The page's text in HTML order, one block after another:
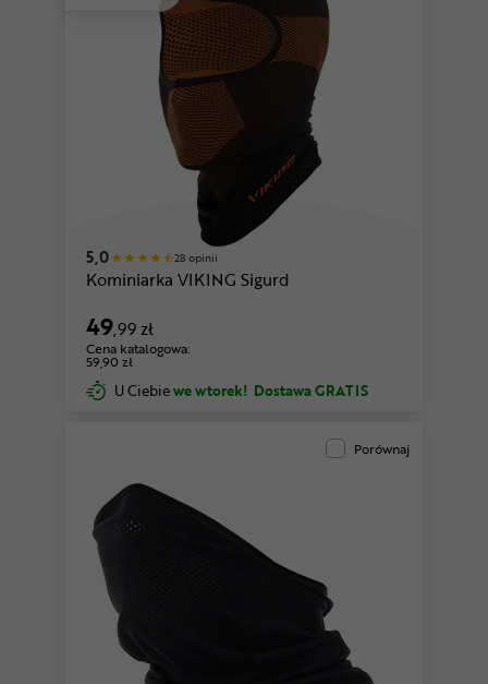
5,0 28 opinii
Kominiarka VIKING Sigurd
49,99 zł
Cena katalogowa:
59,90 zł
U Ciebiewe wtorek! Dostawa GRATIS
Porównaj